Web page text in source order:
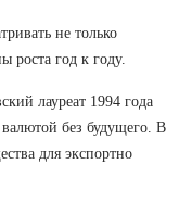
не только
роста год к году.
лауреат 1994 года
без будущего. В
для экспортно